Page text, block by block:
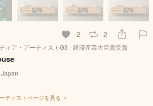
2 2
ィア・アーティストG3 - 経済産業大臣賞受賞
ティストページを見る ＞